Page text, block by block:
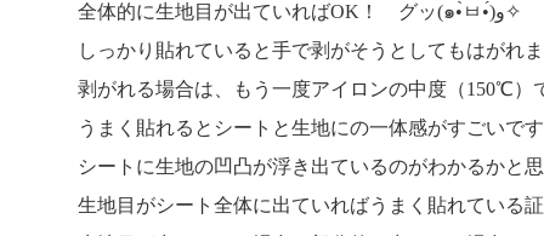
全体的に生地目が出ていればOK！ グッ(๑•̀ㅂ•́)و✧
しっかり貼れていると手で剥がそうとしてもはがれ
剥がれる場合は、もう一度アイロンの中度（150℃）
うまく貼れるとシートと生地にの一体感がすごいで
シートに生地の凹凸が浮き出ているのがわかるかと
生地目がシート全体に出ていればうまく貼れている